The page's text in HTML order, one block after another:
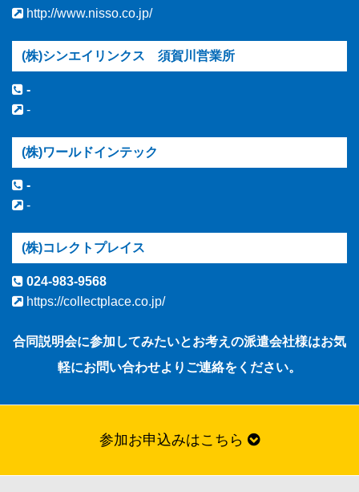
http://www.nisso.co.jp/
(株)シンエイリンクス 須賀川営業所
-
-
(株)ワールドインテック
-
-
(株)コレクトプレイス
024-983-9568
https://collectplace.co.jp/
合同説明会に参加してみたいとお考えの派遣会社様はお気
軽にお問い合わせよりご連絡をください。
参加お申込みはこちら